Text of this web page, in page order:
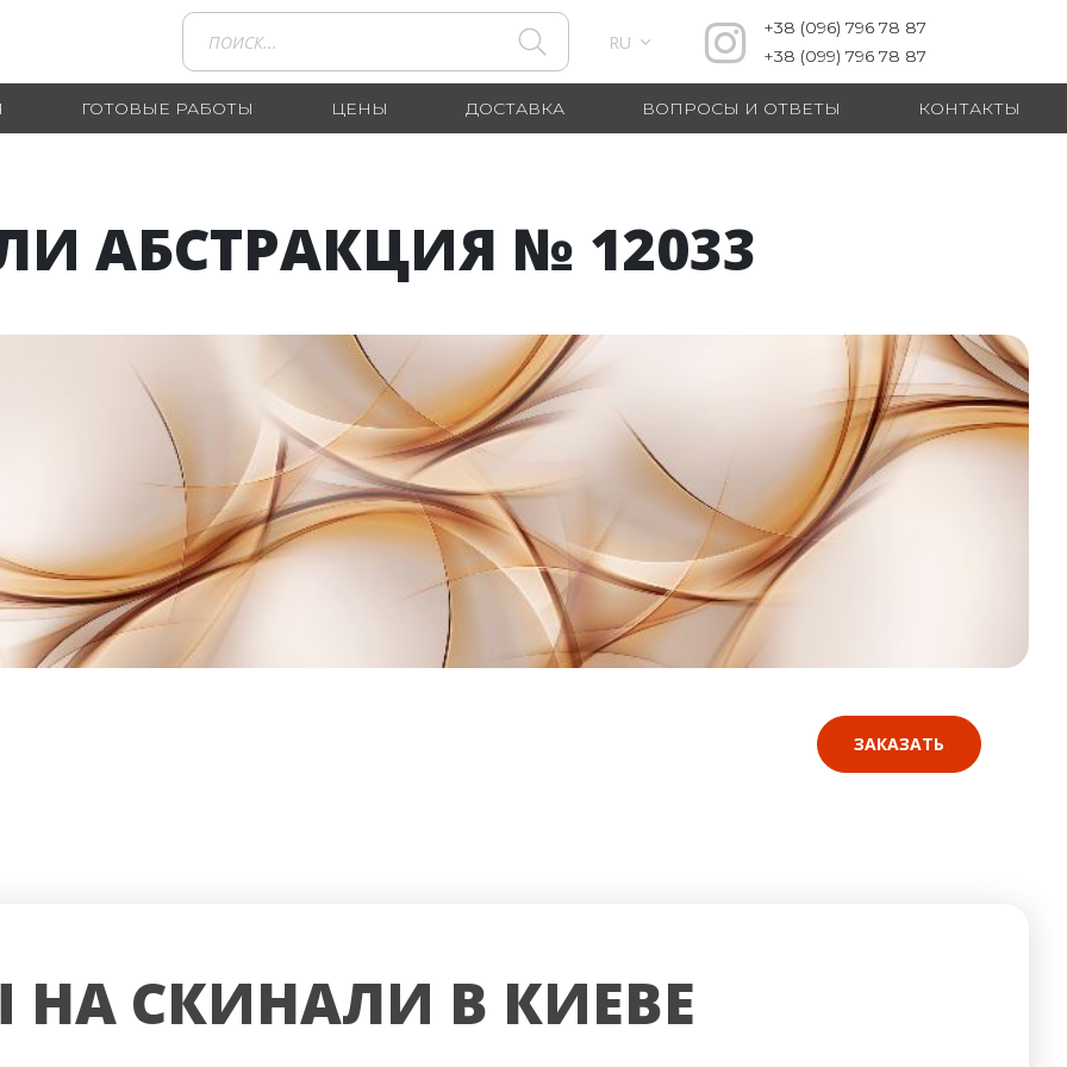
RU
+38 (096) 796 78 87
+38 (099) 796 78 87
ГОТОВЫЕ РАБОТЫ ЦЕНЫ ДОСТАВКА ВОПРОСЫ И ОТВЕТЫ КОНТАКТЫ
АБСТРАКЦИЯ № 12033
ЗАКАЗАТЬ
НА СКИНАЛИ В КИЕВЕ